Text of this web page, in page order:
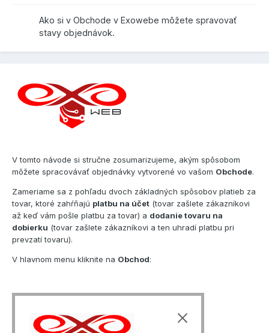
Ako si v Obchode v Exowebe môžete spravovať
stavy objednávok.
V tomto návode si stručne zosumarizujeme, akým spôsobom
môžete spracovávať objednávky vytvorené vo vašom Obchode.
Zameriame sa z pohľadu dvoch základných spôsobov platieb za
tovar, ktoré zahŕňajú platbu na účet (tovar zašlete zákazníkovi
až keď vám pošle platbu za tovar) a dodanie tovaru na
dobierku (tovar zašlete zákazníkovi a ten uhradí platbu pri
prevzatí tovaru).
V hlavnom menu kliknite na Obchod: